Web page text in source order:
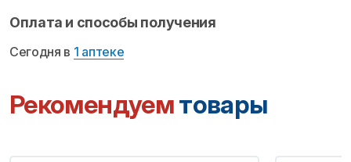
Оплата и способы получения
Сегодня в 1 аптеке
Рекомендуемтовары